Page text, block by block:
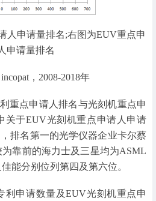
人申请量排名;右图为EUV重点申
申请量排名
，2008-2018年
重点申请人排名与光刻机重点申
关于EUV光刻机重点申请人申请
排名第一的光学仪器企业卡尔蔡
为靠前的海力士及三星均为ASML
能分别位列第四及第六位。
利申请数量及EUV光刻机重点申